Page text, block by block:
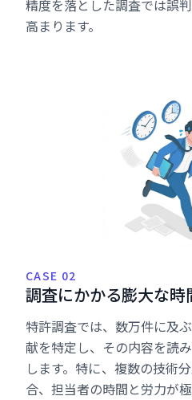
精度を落とした調査では誤
高まります。
CASE 02
調査にかかる膨大な時
特許調査では、数万件に及
献を特定し、その内容を読
します。特に、複数の技術
合、担当者の時間と労力が